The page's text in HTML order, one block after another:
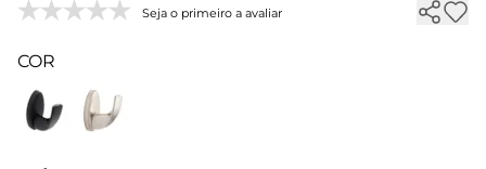
Seja o primeiro a avaliar
COR